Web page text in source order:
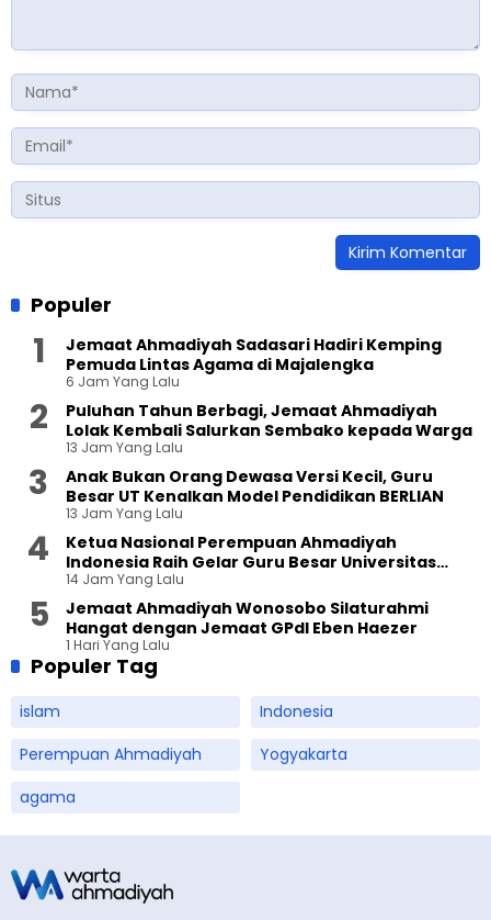
Populer
Jemaat Ahmadiyah Sadasari Hadiri Kemping
Pemuda Lintas Agama di Majalengka
6 Jam Yang Lalu
Puluhan Tahun Berbagi, Jemaat Ahmadiyah
Lolak Kembali Salurkan Sembako kepada Warga
13 Jam Yang Lalu
Anak Bukan Orang Dewasa Versi Kecil, Guru
Besar UT Kenalkan Model Pendidikan BERLIAN
13 Jam Yang Lalu
Ketua Nasional Perempuan Ahmadiyah
Indonesia Raih Gelar Guru Besar Universitas
Terbuka
14 Jam Yang Lalu
Jemaat Ahmadiyah Wonosobo Silaturahmi
Hangat dengan Jemaat GPdI Eben Haezer
1 Hari Yang Lalu
Populer Tag
islam
Indonesia
Perempuan Ahmadiyah
Yogyakarta
agama